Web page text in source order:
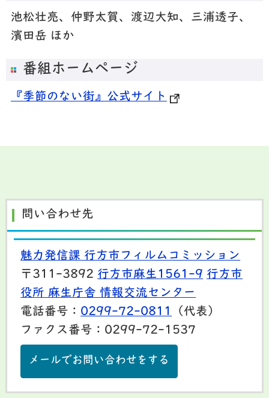
池松壮亮、仲野太賀、渡辺大知、三浦透子、
濱田岳 ほか
番組ホームページ
『季節のない街』公式サイト
問い合わせ先
魅力発信課 行方市フィルムコミッション
〒311-3892 行方市麻生1561-9 行方市
役所 麻生庁舎 情報交流センター
電話番号： 0299-72-0811
（代表）
ファクス番号：0299-72-1537
メールでお問い合わせをする